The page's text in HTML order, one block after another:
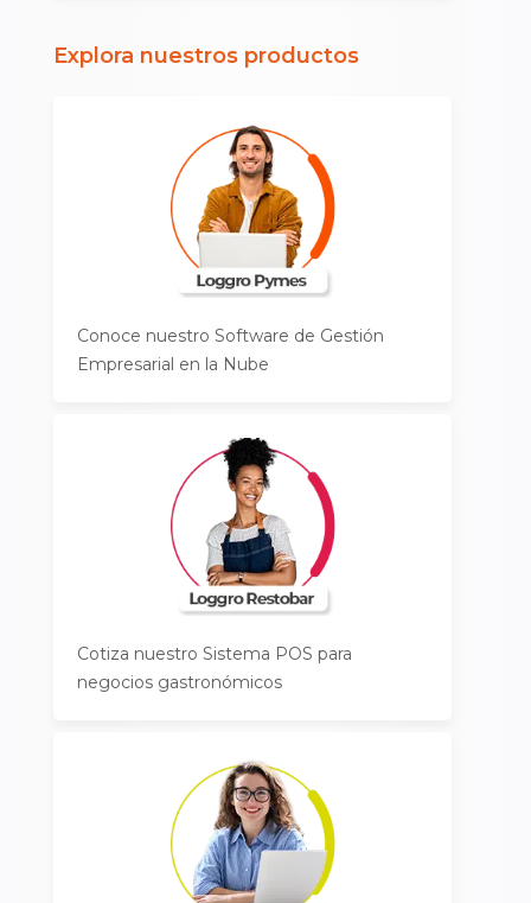
Explora nuestros productos
Conoce nuestro Software de Gestión
Empresarial en la Nube
Cotiza nuestro Sistema POS para
negocios gastronómicos